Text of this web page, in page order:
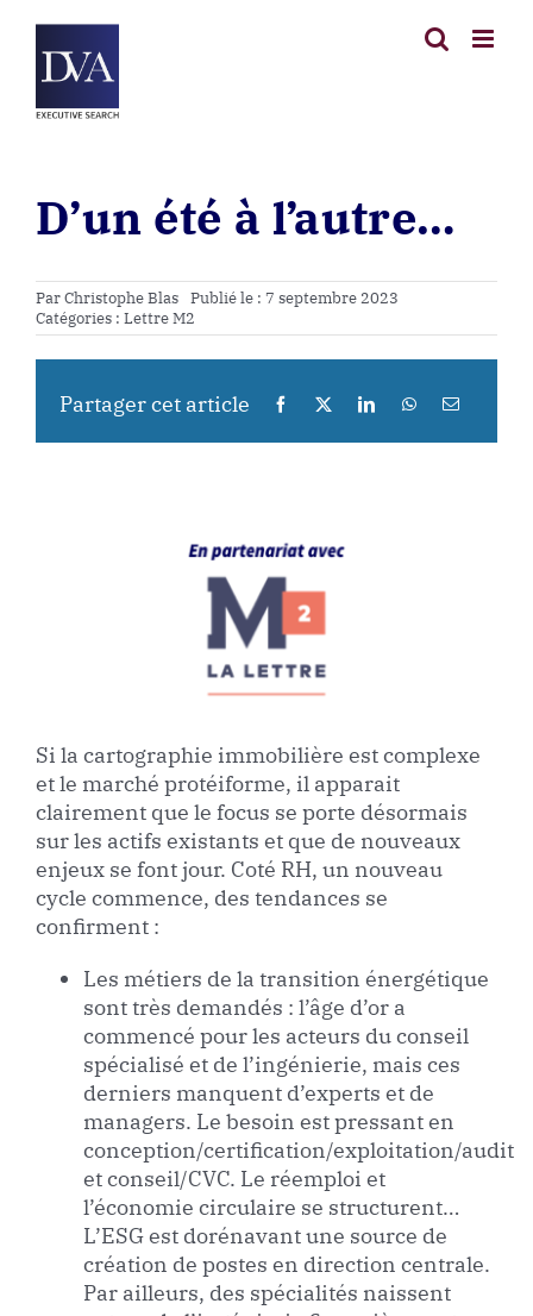
contenu
D’un été à l’autre…
ParChristophe Blas Publié le : 7 septembre 2023
Catégories : Lettre M2
Partager cet article
Si la cartographie immobilière est complexe
et le marché protéiforme, il apparait
clairement que le focus se porte désormais
sur les actifs existants et que de nouveaux
enjeux se font jour. Coté RH, un nouveau
cycle commence, des tendances se
confirment :
Les métiers de la transition énergétique
sont très demandés : l’âge d’or a
commencé pour les acteurs du conseil
spécialisé et de l’ingénierie, mais ces
derniers manquent d’experts et de
managers. Le besoin est pressant en
conception/certification/exploitation/audit
et conseil/CVC. Le réemploi et
l’économie circulaire se structurent…
L’ESG est dorénavant une source de
création de postes en direction centrale.
Par ailleurs, des spécialités naissent